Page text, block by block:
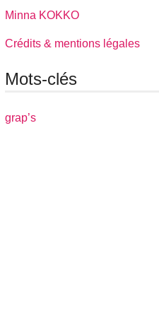
Minna KOKKO
Crédits & mentions légales
Mots-clés
grap’s